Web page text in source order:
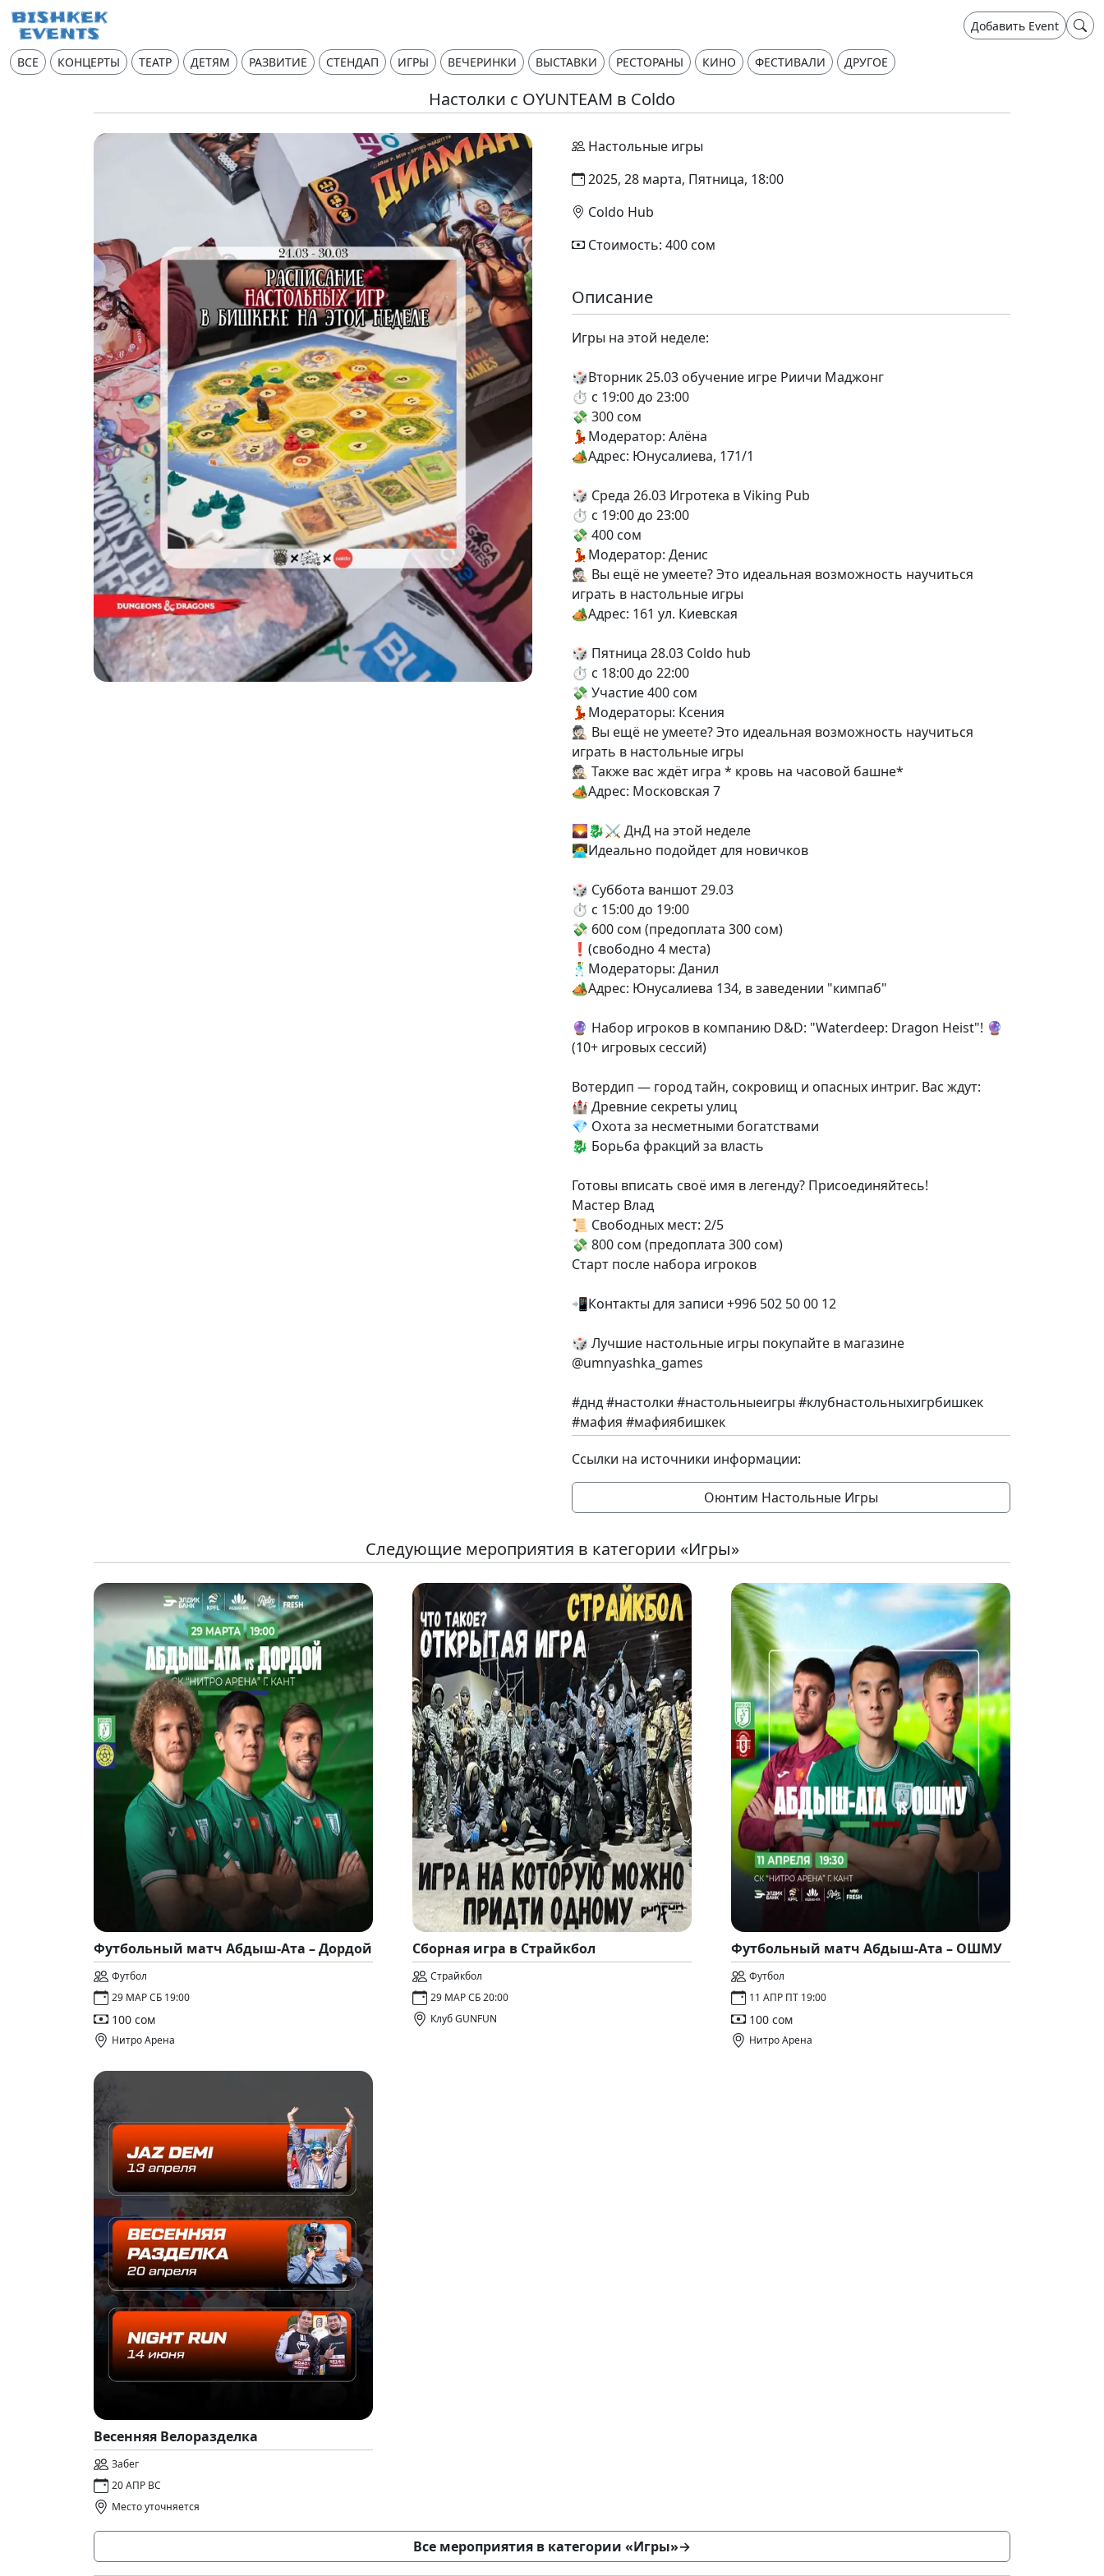
Добавить Event
ВСЕ КОНЦЕРТЫ ТЕАТР ДЕТЯМ РАЗВИТИЕ СТЕНДАП ИГРЫ ВЕЧЕРИНКИ ВЫСТАВКИ РЕСТОРАНЫ КИНО ФЕСТИВАЛИ ДРУГОЕ
Настолки с OYUNTEAM в Coldo
Настольные игры
2025, 28 марта, Пятница, 18:00
Coldo Hub
Стоимость: 400 сом
Описание
Игры на этой неделе:
🎲Вторник 25.03 обучение игре Риичи Маджонг
⏱️ с 19:00 до 23:00
💸 300 сом
💃Модератор: Алёна
🏕️Адрес: Юнусалиева, 171/1
🎲 Среда 26.03 Игротека в Viking Pub
⏱️ с 19:00 до 23:00
💸 400 сом
💃Модератор: Денис
🕵🏻 Вы ещё не умеете? Это идеальная возможность научиться
играть в настольные игры
🏕️Адрес: 161 ул. Киевская
🎲 Пятница 28.03 Coldo hub
⏱️ с 18:00 до 22:00
💸 Участие 400 сом
💃Модераторы: Ксения
🕵🏻 Вы ещё не умеете? Это идеальная возможность научиться
играть в настольные игры
🕵🏻 Также вас ждёт игра * кровь на часовой башне*
🏕️Адрес: Московская 7
🌄🐉⚔️ ДнД на этой неделе
🧑‍💻Идеально подойдет для новичков
🎲 Суббота ваншот 29.03
⏱️ с 15:00 до 19:00
💸 600 сом (предоплата 300 сом)
❗(свободно 4 места)
🕺Модераторы: Данил
🏕️Адрес: Юнусалиева 134, в заведении "кимпаб"
🔮 Набор игроков в компанию D&D: "Waterdeep: Dragon Heist"! 🔮
(10+ игровых сессий)
Вотердип — город тайн, сокровищ и опасных интриг. Вас ждут:
🏰 Древние секреты улиц
💎 Охота за несметными богатствами
🐉 Борьба фракций за власть
Готовы вписать своё имя в легенду? Присоединяйтесь!
Мастер Влад
📜 Свободных мест: 2/5
💸 800 сом (предоплата 300 сом)
Старт после набора игроков
📲Контакты для записи +996 502 50 00 12
🎲 Лучшие настольные игры покупайте в магазине
@umnyashka_games
#днд #настолки #настольныеигры #клубнастольныхигрбишкек
#мафия #мафиябишкек
Ссылки на источники информации:
Оюнтим Настольные Игры
Следующие мероприятия в категории «Игры»
Футбольный матч Абдыш-Ата – Дордой
Футбол
29 МАР СБ 19:00
100 сом
Нитро Арена
Сборная игра в Страйкбол
Страйкбол
29 МАР СБ 20:00
Клуб GUNFUN
Футбольный матч Абдыш-Ата – ОШМУ
Футбол
11 АПР ПТ 19:00
100 сом
Нитро Арена
Весенняя Велоразделка
Забег
20 АПР ВС
Место уточняется
Все мероприятия в категории «Игры»→